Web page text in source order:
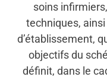
soins
techniques,
d’établissement,
objectifs du
définit, dans le